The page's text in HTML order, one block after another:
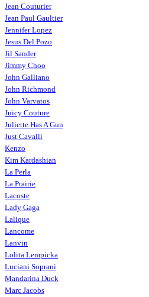
Jean Couturier
Jean Paul Gaultier
Jennifer Lopez
Jesus Del Pozo
Jil Sander
Jimmy Choo
John Galliano
John Richmond
John Varvatos
Juicy Couture
Juliette Has A Gun
Just Cavalli
Kenzo
Kim Kardashian
La Perla
La Prairie
Lacoste
Lady Gaga
Lalique
Lancome
Lanvin
Lolita Lempicka
Luciani Soprani
Mandarina Duck
Marc Jacobs